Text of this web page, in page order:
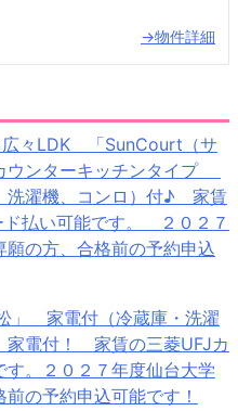
→物件詳細
広々LDK 「SunCourt（サ
ウンターキッチンタイプ
洗濯機、コンロ）付♪ 家賃
ド払い可能です。 ２０２７
願の方、合格前の予約申込
」 家電付（冷蔵庫・洗濯
電付！ 家賃の三菱UFJカ
す。２０２７年度仙台大学
の予約申込可能です！